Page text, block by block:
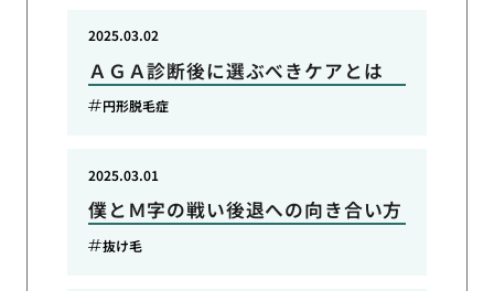
ＡＧＡ診断後に選ぶべきケアとは
2025.03.02
円形脱毛症
僕とＭ字の戦い後退への向き合い方
2025.03.01
抜け毛